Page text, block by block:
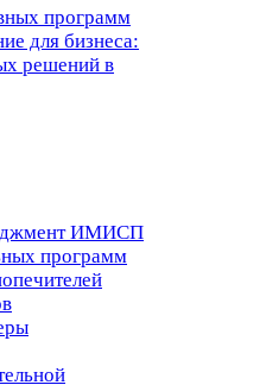
программ
для бизнеса:
решений в
ИМИСП
программ